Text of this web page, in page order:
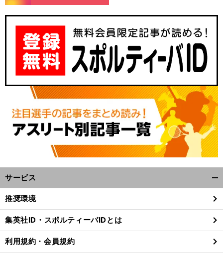
サービス
閉
る
推奨環境
集英社ID・スポルティーバIDとは
利用規約・会員規約